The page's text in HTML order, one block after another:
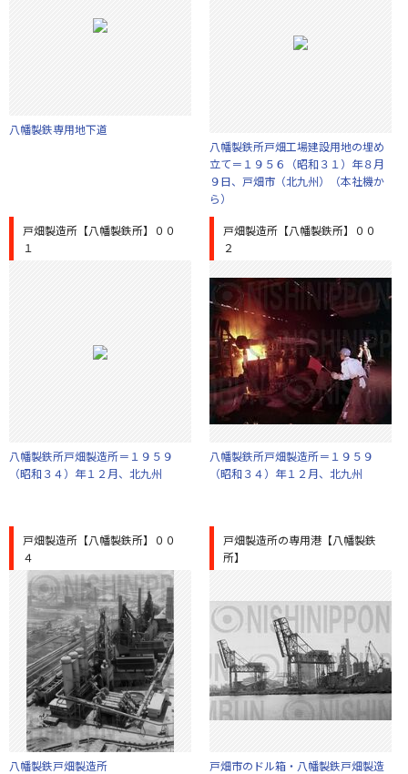
八幡製鉄専用地下道
八幡製鉄所戸畑工場建設用地の埋め
立て＝１９５６（昭和３１）年８月
９日、戸畑市（北九州）（本社機か
ら）
戸畑製造所【八幡製鉄所】００
１
八幡製鉄所戸畑製造所＝１９５９
（昭和３４）年１２月、北九州
戸畑製造所【八幡製鉄所】００
２
八幡製鉄所戸畑製造所＝１９５９
（昭和３４）年１２月、北九州
戸畑製造所【八幡製鉄所】００
４
八幡製鉄戸畑製造所
戸畑製造所の専用港【八幡製鉄
所】
戸畑市のドル箱・八幡製鉄戸畑製造